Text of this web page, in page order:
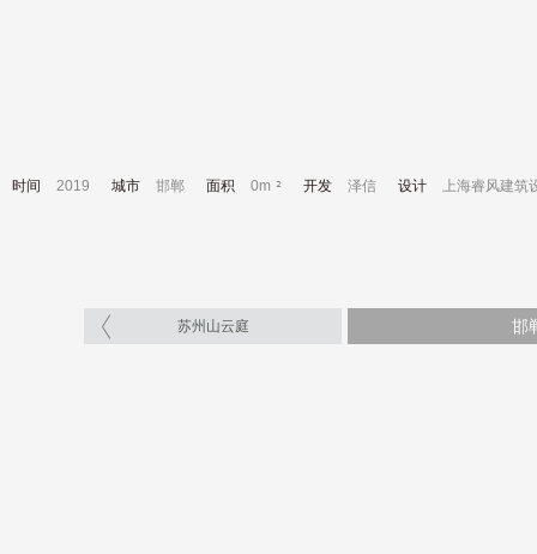
时间 2019 城市 邯郸 面积 0m 开发 泽信 设计 上海睿风建筑
苏州山云庭 邯